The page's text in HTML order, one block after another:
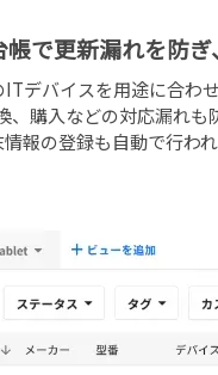
で更新漏れを防
デバイスを用途に合わせ
購入などの対応漏れも
の登録も自動で行わ